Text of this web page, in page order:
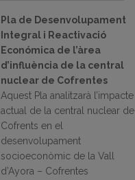
Pla de Desenvolupament
Integral i Reactivació
Económica de l’àrea
d’influència de la central
nuclear de Cofrentes
Aquest Pla analitzarà l’impacte
actual de la central nuclear de
Cofrents en el
desenvolupament
socioeconòmic de la Vall
d’Ayora – Cofrentes